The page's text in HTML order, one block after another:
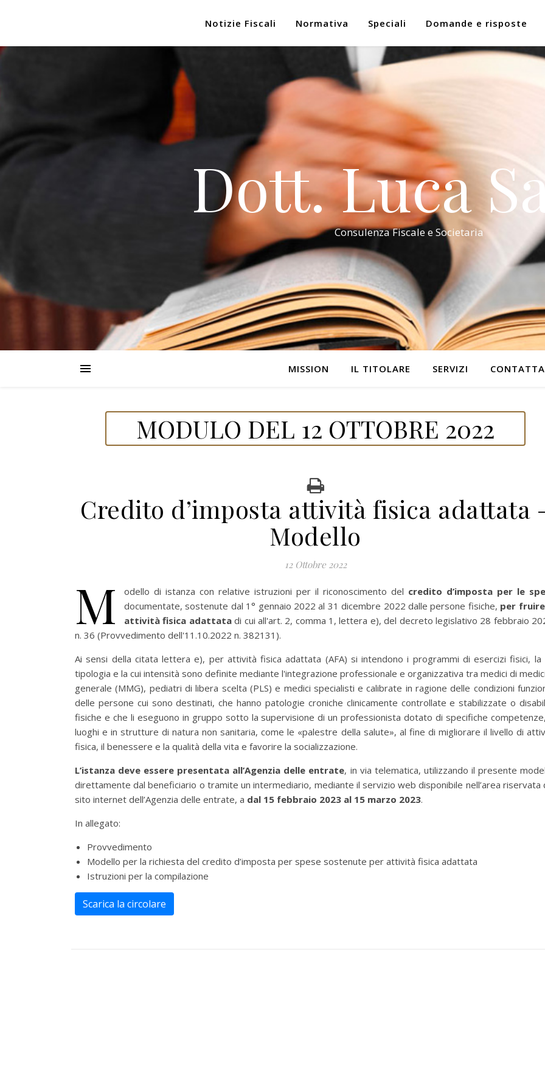
Notizie Fiscali Normativa Speciali Domande e risposte
Dott. Luca
Consulenza Fiscale e Societaria
MISSION IL TITOLARE SERVIZI
MODULO DEL 12 OTTOBRE 2022
Credito d’imposta attività fisica adattata
Modello
12 Ottobre 2022
M odello di istanza con relative istruzioni per il riconoscimento del credito d’imposta per le
documentate, sostenute dal 1° gennaio 2022 al 31 dicembre 2022 dalle persone fisiche, per
attività fisica adattatadi cui all'art. 2, comma 1, lettera e), del decreto legislativo 28 febbraio
n. 36 (Provvedimento dell'11.10.2022 n. 382131).
Ai sensi della citata lettera e), per attività fisica adattata (AFA) si intendono i programmi di esercizi fisici, la
tipologia e la cui intensità sono definite mediante l'integrazione professionale e organizzativa tra medici di
generale (MMG), pediatri di libera scelta (PLS) e medici specialisti e calibrate in ragione delle condizioni
delle persone cui sono destinati, che hanno patologie croniche clinicamente controllate e stabilizzate o
fisiche e che li eseguono in gruppo sotto la supervisione di un professionista dotato di specifiche
luoghi e in strutture di natura non sanitaria, come le «palestre della salute», al fine di migliorare il livello di
fisica, il benessere e la qualità della vita e favorire la socializzazione.
L’istanza deve essere presentata all’Agenzia delle entrate, in via telematica, utilizzando il presente
direttamente dal beneficiario o tramite un intermediario, mediante il servizio web disponibile nell’area riservata
sito internet dell’Agenzia delle entrate, a dal 15 febbraio 2023 al 15 marzo 2023.
In allegato:
Provvedimento
Modello per la richiesta del credito d’imposta per spese sostenute per attività fisica adattata
Istruzioni per la compilazione
Scarica la circolare